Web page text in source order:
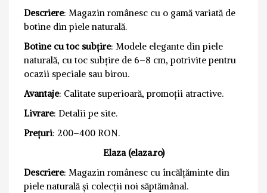
Descriere: Magazin românesc cu o gamă variată de
botine din piele naturală.
Botine cu toc subțire: Modele elegante din piele
naturală, cu toc subțire de 6–8 cm, potrivite pentru
ocazii speciale sau birou.
Avantaje: Calitate superioară, promoții atractive.
Livrare: Detalii pe site.
Prețuri: 200–400 RON.
Elaza (elaza.ro)
Descriere: Magazin românesc cu încălțăminte din
piele naturală și colecții noi săptămânal.